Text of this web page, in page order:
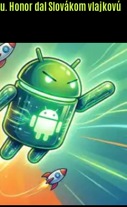
Honor dal Slovákom vlajkovú